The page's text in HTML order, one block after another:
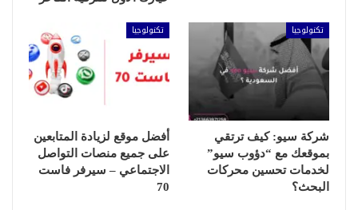
تكنولوجيا
شركة سيو: كيف ترتقي
بموقعك مع “دؤوب سيو”
لخدمات تحسين محركات
البحث؟
تكنولوجيا
أفضل موقع لزيادة المتابعين
على جميع منصات التواصل
الاجتماعي – سيرفر فاست
70